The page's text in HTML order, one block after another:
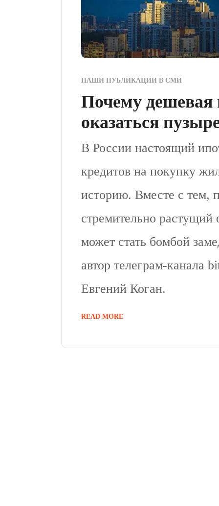
НАШИ ПУБЛИКАЦИИ В СМИ
Почему дешевая
оказаться
В России настоящий
кредитов на покупку
историю. Вместе с тем,
стремительно растущий
может стать бомбой
автор телеграм-
Евгений Коган.
READ MORE